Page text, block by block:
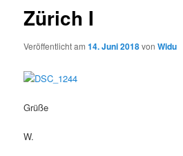
Zürich I
Veröffentlicht am14. Juni 2018vonWidu
Grüße
W.